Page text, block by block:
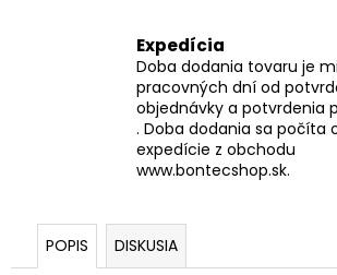
Expedícia
Doba dodania tovaru je
pracovných dní od
objednávky a potvrdenia
. Doba dodania sa počíta
expedície z obchodu
www.bontecshop.sk.
POPIS DISKUSIA